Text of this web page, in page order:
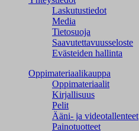
Laskutustiedot
Media
Tietosuoja
Saavutettavuusseloste
Evästeiden hallinta
Oppimateriaalikauppa
Oppimateriaalit
Kirjallisuus
Pelit
Ääni- ja videotallenteet
Painotuotteet